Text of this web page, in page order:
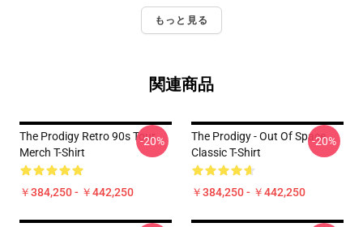
もっと見る
関連商品
The Prodigy Retro 90s Tour
Merch T-Shirt
￥384,250 - ￥442,250
-20%
The Prodigy - Out Of Space
Classic T-Shirt
￥384,250 - ￥442,250
-20%